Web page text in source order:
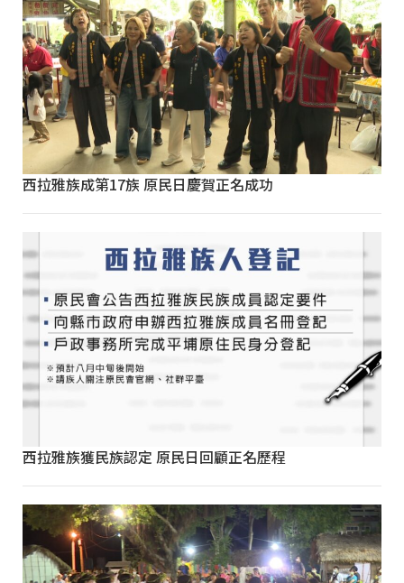
西拉雅族成第17族 原民日慶賀正名成功
西拉雅族獲民族認定 原民日回顧正名歷程